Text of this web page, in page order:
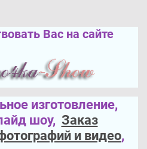
Вас на сайте
изготовление,
шоу, Заказ
и видео,